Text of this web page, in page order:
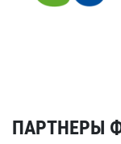
ПАРТНЕРЫ